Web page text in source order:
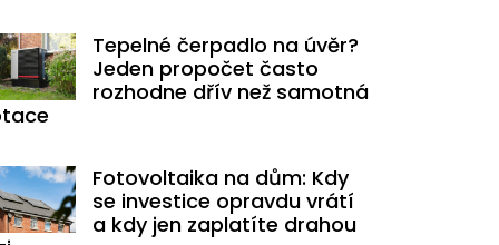
Tepelné čerpadlo na úvěr?
Jeden propočet často
rozhodne dřív než samotná
Fotovoltaika na dům: Kdy
se investice opravdu vrátí
a kdy jen zaplatíte drahou